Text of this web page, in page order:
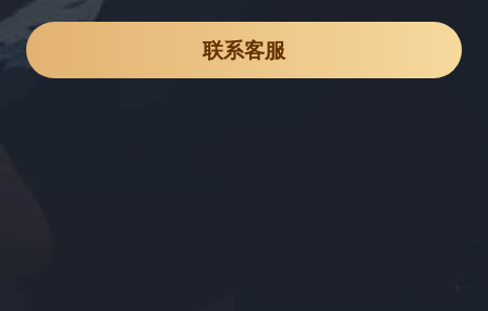
联系客服